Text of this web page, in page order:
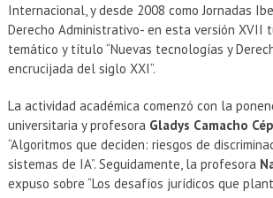
Internacional, y desde 2008 como Jornadas
Derecho Administrativo- en esta versión XVII
temático y título “Nuevas tecnologías y
encrucijada del siglo XXI”.
La actividad académica comenzó con la
universitaria y profesora Gladys Camacho
“Algoritmos que deciden: riesgos de
sistemas de IA”. Seguidamente, la profesora
expuso sobre “Los desafíos jurídicos que